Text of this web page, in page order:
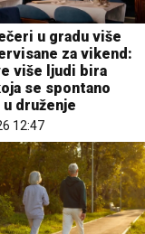
u gradu više
za vikend:
više ljudi bira
se spontano
druženje
12:47